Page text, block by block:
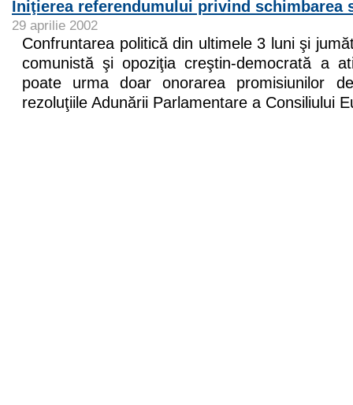
Iniţierea referendumului privind schimbarea
29 aprilie 2002
Confruntarea politică din ultimele 3 luni şi
comunistă şi opoziţia creştin-democrată a
poate urma doar onorarea promisiunilor
rezoluţiile Adunării Parlamentare a Consiliului